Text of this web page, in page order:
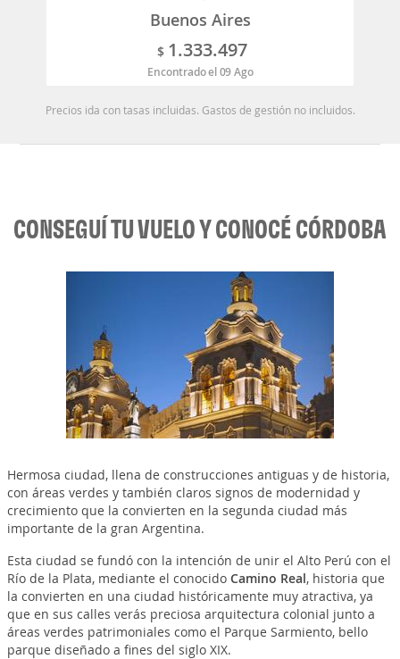
Buenos Aires
$ 1.333.497
Encontrado el 09 Ago
Precios ida con tasas incluidas. Gastos de gestión no incluidos.
CONSEGUÍ TU VUELO Y CONOCÉ CÓRDOBA
Hermosa ciudad, llena de construcciones antiguas y de historia,
con áreas verdes y también claros signos de modernidad y
crecimiento que la convierten en la segunda ciudad más
importante de la gran Argentina.
Esta ciudad se fundó con la intención de unir el Alto Perú con el
Río de la Plata, mediante el conocido Camino Real, historia que
la convierten en una ciudad históricamente muy atractiva, ya
que en sus calles verás preciosa arquitectura colonial junto a
áreas verdes patrimoniales como el Parque Sarmiento, bello
parque diseñado a fines del siglo XIX.